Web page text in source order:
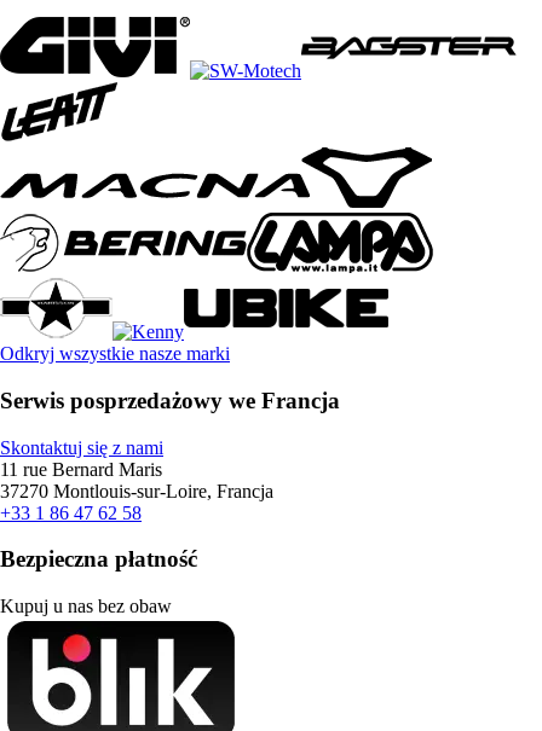
Odkryj wszystkie nasze marki
Serwis posprzedażowy we Francja
Skontaktuj się z nami
11 rue Bernard Maris
37270 Montlouis-sur-Loire, Francja
+33 1 86 47 62 58
Bezpieczna płatność
Kupuj u nas bez obaw